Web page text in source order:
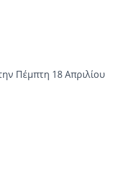
Πέμπτη 18 Απριλίου